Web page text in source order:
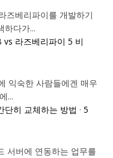
즈베리파이를 개발하기
하다가...
라즈베리파이 5 비
익숙한 사람들에겐 매우
...
단히 교체하는 방법 · 5
서버에 연동하는 업무를